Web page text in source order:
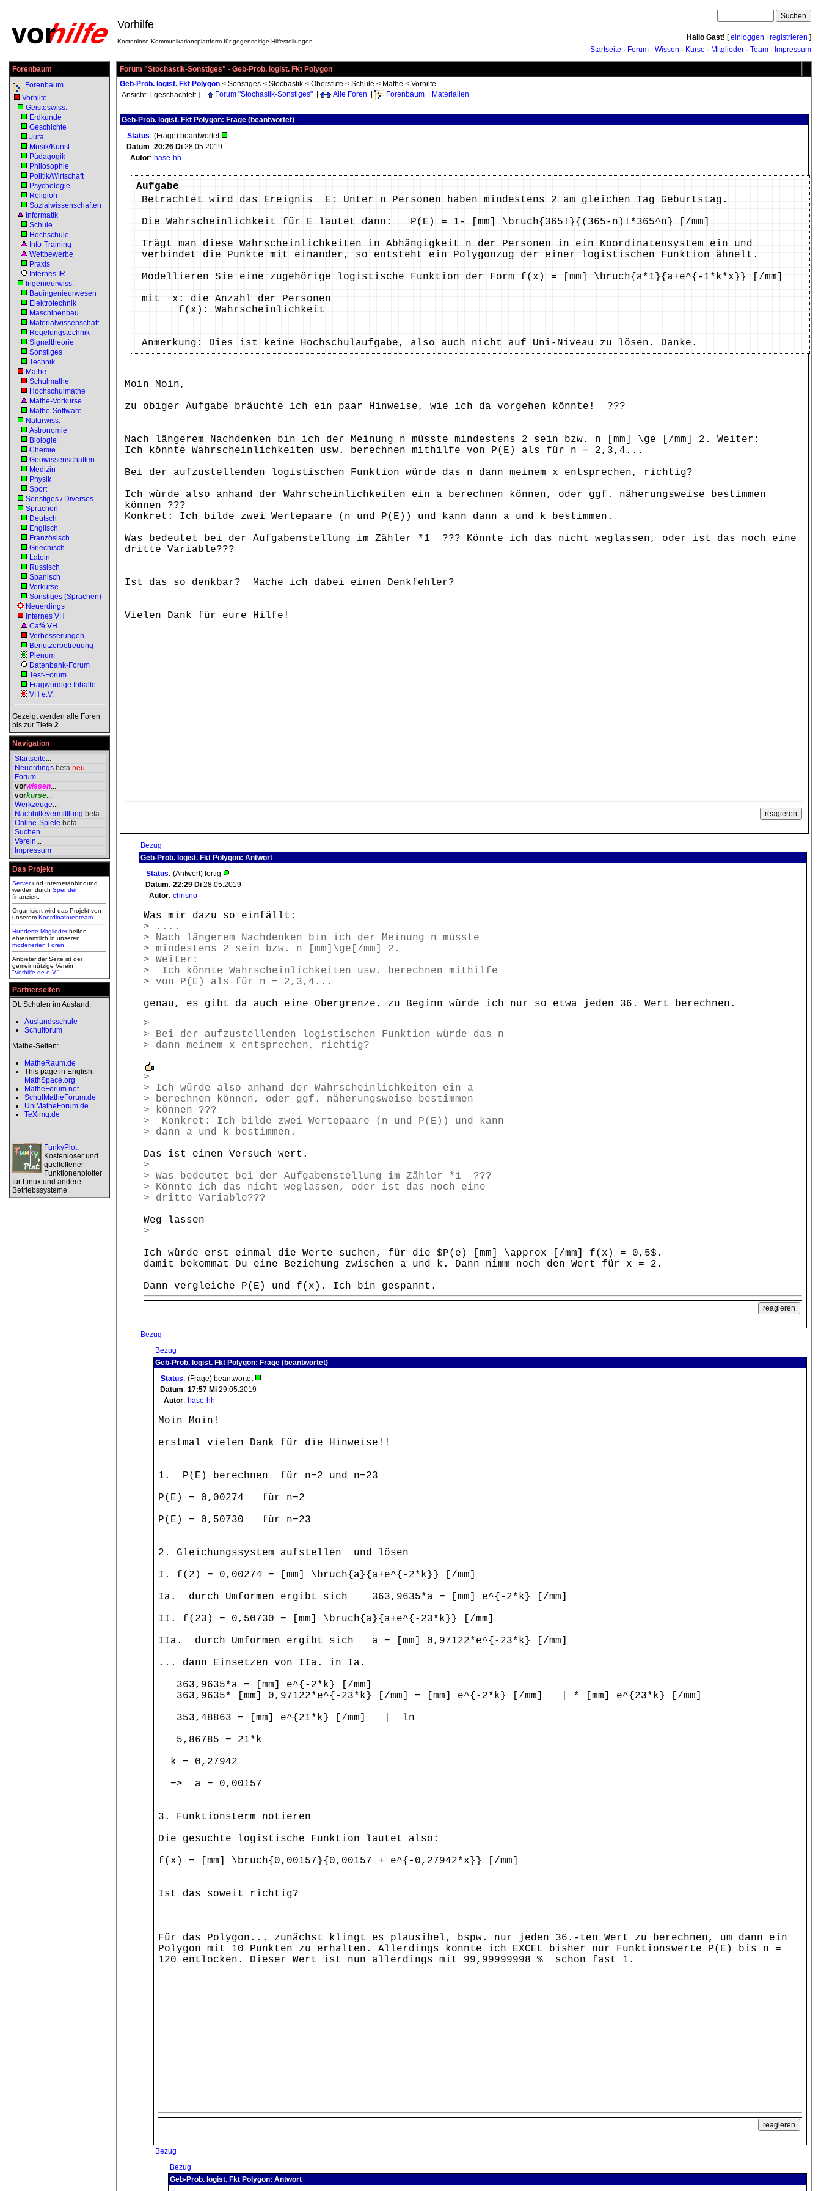
Vorhilfe
Kostenlose Kommunikationsplattform für gegenseitige Hilfestellungen. Hallo Gast! [einloggen registrieren ]
Startseite · Forum · Wissen · Kurse · Mitglieder · Team · Impressum
Forenbaum
Forenbaum
Vorhilfe
Geisteswiss.
Erdkunde
Geschichte
Jura
Musik/Kunst
Pädagogik
Philosophie
Politik/Wirtschaft
Psychologie
Religion
Sozialwissenschaften
Informatik
Schule
Hochschule
Info-Training
Wettbewerbe
Praxis
Internes IR
Ingenieurwiss.
Bauingenieurwesen
Elektrotechnik
Maschinenbau
Materialwissenschaft
Regelungstechnik
Signaltheorie
Sonstiges
Technik
Mathe
Schulmathe
Hochschulmathe
Mathe-Vorkurse
Mathe-Software
Naturwiss.
Astronomie
Biologie
Chemie
Geowissenschaften
Medizin
Physik
Sport
Sonstiges / Diverses
Sprachen
Deutsch
Englisch
Französisch
Griechisch
Latein
Russisch
Spanisch
Vorkurse
Sonstiges (Sprachen)
Neuerdings
Internes VH
Café VH
Verbesserungen
Benutzerbetreuung
Plenum
Datenbank-Forum
Test-Forum
Fragwürdige Inhalte
VH e.V.
Gezeigt werden alle Foren
bis zur Tiefe 2
Navigation
Startseite...
Neuerdings beta neu
Forum...
vorwissen...
vorkurse...
Werkzeuge...
Nachhilfevermittlung beta...
Online-Spiele beta
Suchen
Verein...
Impressum
Das Projekt
Serverund Internetanbindung
werden durch Spenden
finanziert.
Organisiert wird das Projekt von
unserem Koordinatorenteam
Hunderte Mitgliederhelfen
ehrenamtlich in unseren
moderierten Foren
Anbieter der Seite ist der
gemeinnützige Verein
"Vorhilfe.de e.V.".
Partnerseiten
Dt. Schulen im Ausland:
Auslandsschule
Schulforum
Mathe-Seiten:
MatheRaum.de
This page in English:
MathSpace.org
MatheForum.net
SchulMatheForum.de
UniMatheForum.de
TeXimg.de
FunkyPlot:
Kostenloser und
quelloffener
Funktionenplotter
für Linux und andere
Betriebssysteme
Forum "Stochastik-Sonstiges" - Geb-Prob. logist. Fkt Polygon
Geb-Prob. logist. Fkt Polygon < Sonstiges < Stochastik < Oberstufe < Schule < Mathe < Vorhilfe
Ansicht: [ geschachtelt ] Forum "Stochastik-Sonstiges" Alle Foren Forenbaum Materialien
Geb-Prob. logist. Fkt Polygon: Frage (beantwortet)
Status: (Frage) beantwortet
Datum: 20:26 Di 28.05.2019
Autor: hase-hh
Aufgabe
Betrachtet wird das Ereignis E: Unter n Personen haben mindestens 2 am gleichen Tag Geburtstag.
Die Wahrscheinlichkeit für E lautet dann: P(E) = 1- [mm] \bruch{365!}{(365-n)!*365^n} [/mm]
Trägt man diese Wahrscheinlichkeiten in Abhängigkeit n der Personen in ein Koordinatensystem ein und
verbindet die Punkte mit einander, so entsteht ein Polygonzug der einer logistischen Funktion ähnelt.
Modellieren Sie eine zugehörige logistische Funktion der Form f(x) = [mm] \bruch{a*1}{a+e^{-1*k*x}} [/mm]
mit x: die Anzahl der Personen
f(x): Wahrscheinlichkeit
Anmerkung: Dies ist keine Hochschulaufgabe, also auch nicht auf Uni-Niveau zu lösen. Danke.
Moin Moin,
zu obiger Aufgabe bräuchte ich ein paar Hinweise, wie ich da vorgehen könnte! ???
Nach längerem Nachdenken bin ich der Meinung n müsste mindestens 2 sein bzw. n [mm] \ge [/mm] 2. Weiter:
Ich könnte Wahrscheinlichkeiten usw. berechnen mithilfe von P(E) als für n = 2,3,4...
Bei der aufzustellenden logistischen Funktion würde das n dann meinem x entsprechen, richtig?
Ich würde also anhand der Wahrscheinlichkeiten ein a berechnen können, oder ggf. näherungsweise bestimmen
können ???
Konkret: Ich bilde zwei Wertepaare (n und P(E)) und kann dann a und k bestimmen.
Was bedeutet bei der Aufgabenstellung im Zähler *1 ??? Könnte ich das nicht weglassen, oder ist das noch eine
dritte Variable???
Ist das so denkbar? Mache ich dabei einen Denkfehler?
Vielen Dank für eure Hilfe!
Bezug
Geb-Prob. logist. Fkt Polygon: Antwort
Status: (Antwort) fertig
Datum: 22:29 Di 28.05.2019
Autor: chrisno
Was mir dazu so einfällt:
> ....
> Nach längerem Nachdenken bin ich der Meinung n müsste
> mindestens 2 sein bzw. n [mm]\ge[/mm] 2.
> Weiter:
> Ich könnte Wahrscheinlichkeiten usw. berechnen mithilfe
> von P(E) als für n = 2,3,4...
genau, es gibt da auch eine Obergrenze. zu Beginn würde ich nur so etwa jeden 36. Wert berechnen.
>
> Bei der aufzustellenden logistischen Funktion würde das n
> dann meinem x entsprechen, richtig?
>
> Ich würde also anhand der Wahrscheinlichkeiten ein a
> berechnen können, oder ggf. näherungsweise bestimmen
> können ???
> Konkret: Ich bilde zwei Wertepaare (n und P(E)) und kann
> dann a und k bestimmen.
Das ist einen Versuch wert.
>
> Was bedeutet bei der Aufgabenstellung im Zähler *1 ???
> Könnte ich das nicht weglassen, oder ist das noch eine
> dritte Variable???
Weg lassen
>
Ich würde erst einmal die Werte suchen, für die $P(e) [mm] \approx [/mm] f(x) = 0,5$.
damit bekommat Du eine Beziehung zwischen a und k. Dann nimm noch den Wert für x = 2.
Dann vergleiche P(E) und f(x). Ich bin gespannt.
Bezug
Bezug
Geb-Prob. logist. Fkt Polygon: Frage (beantwortet)
Status: (Frage) beantwortet
Datum: 17:57 Mi 29.05.2019
Autor: hase-hh
Moin Moin!
erstmal vielen Dank für die Hinweise!!
1. P(E) berechnen für n=2 und n=23
P(E) = 0,00274 für n=2
P(E) = 0,50730 für n=23
2. Gleichungssystem aufstellen und lösen
I. f(2) = 0,00274 = [mm] \bruch{a}{a+e^{-2*k}} [/mm]
Ia. durch Umformen ergibt sich 363,9635*a = [mm] e^{-2*k} [/mm]
II. f(23) = 0,50730 = [mm] \bruch{a}{a+e^{-23*k}} [/mm]
IIa. durch Umformen ergibt sich a = [mm] 0,97122*e^{-23*k} [/mm]
... dann Einsetzen von IIa. in Ia.
363,9635*a = [mm] e^{-2*k} [/mm]
363,9635* [mm] 0,97122*e^{-23*k} [/mm] = [mm] e^{-2*k} [/mm] | * [mm] e^{23*k} [/mm]
353,48863 = [mm] e^{21*k} [/mm] | ln
5,86785 = 21*k
k = 0,27942
=> a = 0,00157
3. Funktionsterm notieren
Die gesuchte logistische Funktion lautet also:
f(x) = [mm] \bruch{0,00157}{0,00157 + e^{-0,27942*x}} [/mm]
Ist das soweit richtig?
Für das Polygon... zunächst klingt es plausibel, bspw. nur jeden 36.-ten Wert zu berechnen, um dann ein
Polygon mit 10 Punkten zu erhalten. Allerdings konnte ich EXCEL bisher nur Funktionswerte P(E) bis n =
120 entlocken. Dieser Wert ist nun allerdings mit 99,99999998 % schon fast 1.
Bezug
Bezug
Geb-Prob. logist. Fkt Polygon: Antwort